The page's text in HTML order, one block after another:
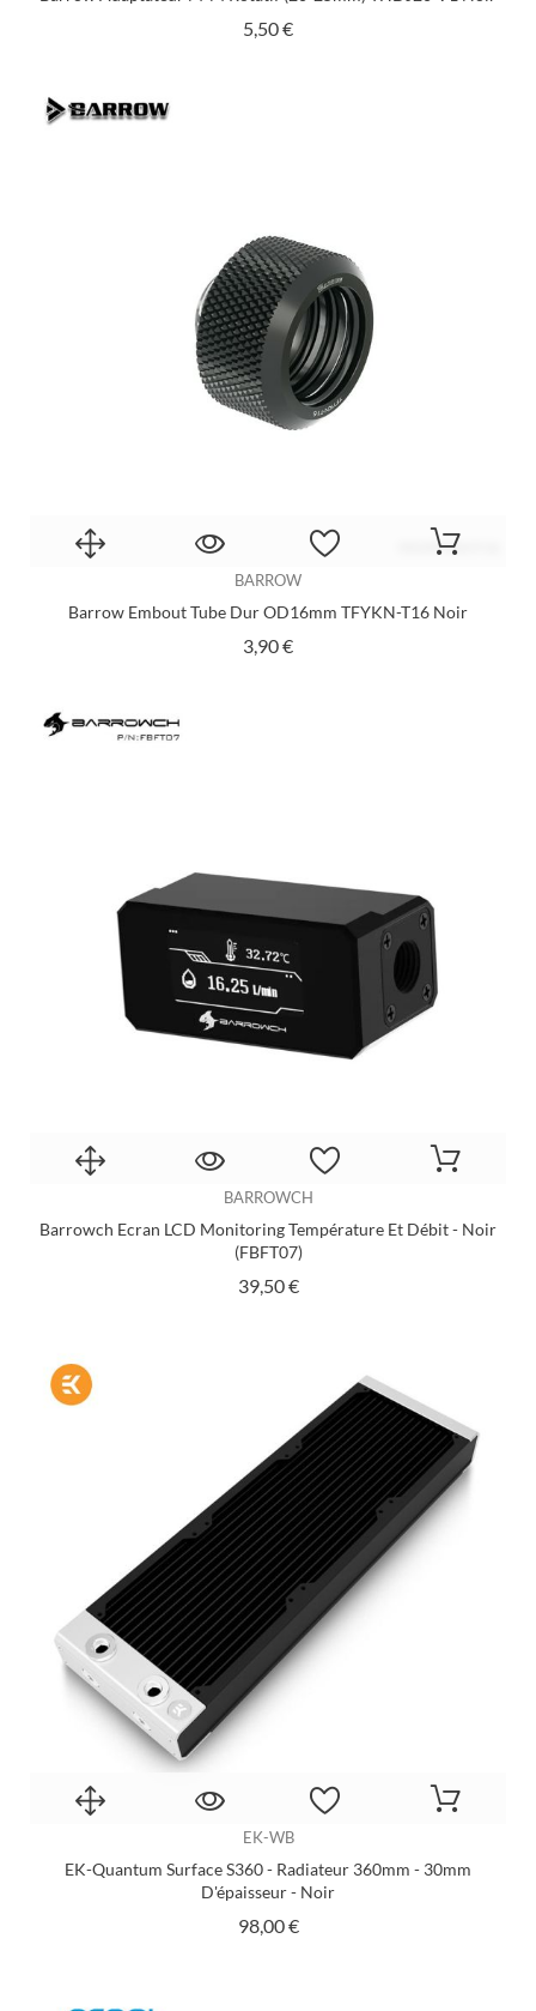
5,50 €Prix
BARROW
Barrow Embout Tube Dur OD16mm TFYKN-T16 Noir
3,90 €Prix
BARROWCH
Barrowch Ecran LCD Monitoring Température Et Débit - Noir
(FBFT07)
39,50 €Prix
EK-WB
EK-Quantum Surface S360 - Radiateur 360mm - 30mm
D'épaisseur - Noir
98,00 €Prix